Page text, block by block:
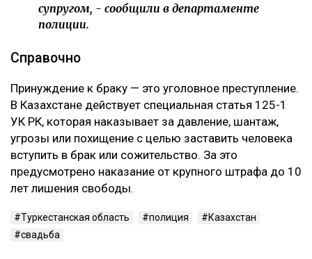
супругом, - сообщили в департаменте
полиции.
Справочно
Принуждение к браку — это уголовное преступление.
В Казахстане действует специальная статья 125-1
УК РК, которая наказывает за давление, шантаж,
угрозы или похищение с целью заставить человека
вступить в брак или сожительство. За это
предусмотрено наказание от крупного штрафа до 10
лет лишения свободы.
Туркестанская область полиция
Казахстан
свадьба